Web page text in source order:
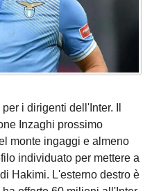
i dirigenti dell'Inter. Il
Inzaghi prossimo
monte ingaggi e almeno
individuato per mettere a
Hakimi. L'esterno destro è